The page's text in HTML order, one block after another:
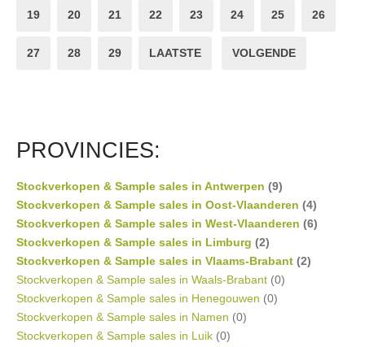
19 20 21 22 23 24 25 26
27 28 29 LAATSTE VOLGENDE
PROVINCIES:
Stockverkopen & Sample sales in Antwerpen (9)
Stockverkopen & Sample sales in Oost-Vlaanderen (4)
Stockverkopen & Sample sales in West-Vlaanderen (6)
Stockverkopen & Sample sales in Limburg (2)
Stockverkopen & Sample sales in Vlaams-Brabant (2)
Stockverkopen & Sample sales in Waals-Brabant (0)
Stockverkopen & Sample sales in Henegouwen (0)
Stockverkopen & Sample sales in Namen (0)
Stockverkopen & Sample sales in Luik (0)